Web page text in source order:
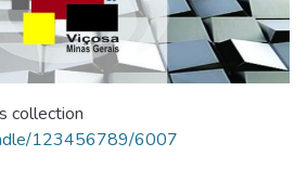
collection
123456789/6007